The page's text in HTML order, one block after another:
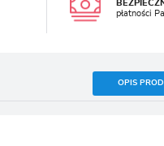
płatności
OPIS